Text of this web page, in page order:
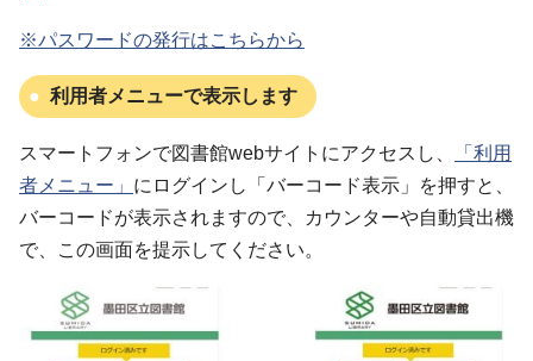
※パスワードの発行はこちらから
利用者メニューで表示します
スマートフォンで図書館webサイトにアクセスし、
「利用
者メニュー」 にログインし「バーコード表示」を押すと、
バーコードが表示されますので、カウンターや自動貸出機
で、この画面を提示してください。